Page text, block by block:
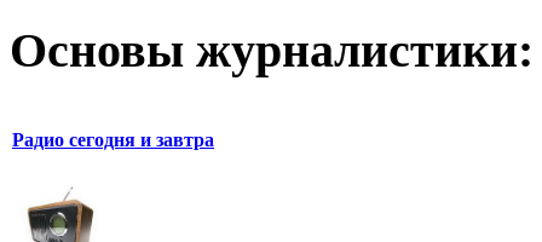
Основы журналистики:
Радио сегодня и завтра